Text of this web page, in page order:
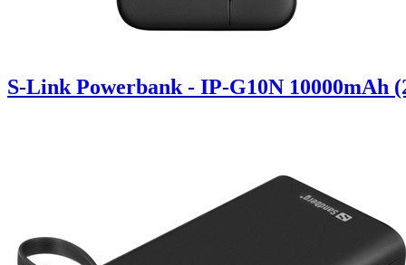
S-Link Powerbank - IP-G10N 10000mAh